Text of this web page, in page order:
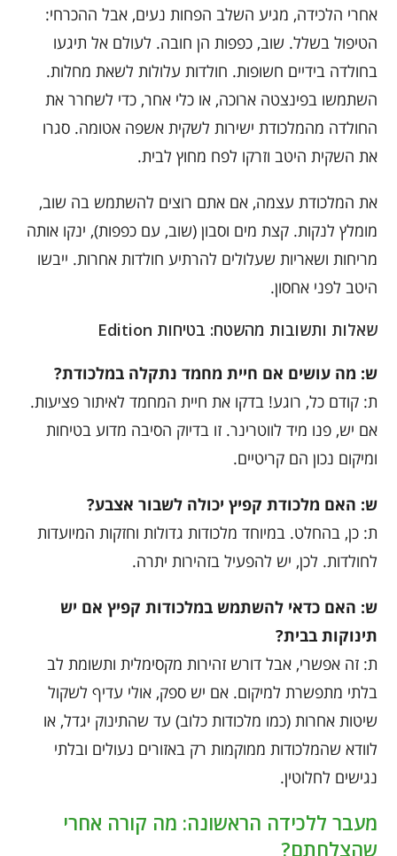
אחרי הלכידה, מגיע השלב הפחות נעים, אבל ההכרחי:
הטיפול בשלל. שוב, כפפות הן חובה. לעולם אל תיגעו
בחולדה בידיים חשופות. חולדות עלולות לשאת מחלות.
השתמשו בפינצטה ארוכה, או כלי אחר, כדי לשחרר את
החולדה מהמלכודת ישירות לשקית אשפה אטומה. סגרו
את השקית היטב וזרקו לפח מחוץ לבית.
את המלכודת עצמה, אם אתם רוצים להשתמש בה שוב,
מומלץ לנקות. קצת מים וסבון (שוב, עם כפפות), ינקו אותה
מריחות ושאריות שעלולים להרתיע חולדות אחרות. ייבשו
היטב לפני אחסון.
שאלות ותשובות מהשטח: בטיחות Edition
ש: מה עושים אם חיית מחמד נתקלה במלכודת?
ת: קודם כל, רוגע! בדקו את חיית המחמד לאיתור פציעות.
אם יש, פנו מיד לווטרינר. זו בדיוק הסיבה מדוע בטיחות
ומיקום נכון הם קריטיים.
ש: האם מלכודת קפיץ יכולה לשבור אצבע?
ת: כן, בהחלט. במיוחד מלכודות גדולות וחזקות המיועדות
לחולדות. לכן, יש להפעיל בזהירות יתרה.
ש: האם כדאי להשתמש במלכודות קפיץ אם יש
תינוקות בבית?
ת: זה אפשרי, אבל דורש זהירות מקסימלית ותשומת לב
בלתי מתפשרת למיקום. אם יש ספק, אולי עדיף לשקול
שיטות אחרות (כמו מלכודות כלוב) עד שהתינוק יגדל, או
לוודא שהמלכודות ממוקמות רק באזורים נעולים ובלתי
נגישים לחלוטין.
מעבר ללכידה הראשונה: מה קורה אחרי
שהצלחתם?